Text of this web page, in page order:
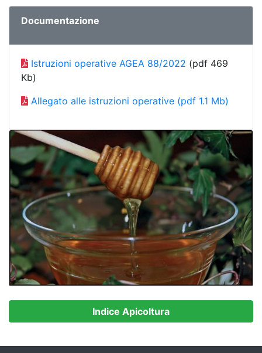
Documentazione
Istruzioni operative AGEA 88/2022 (pdf 469
Kb)
Allegato alle istruzioni operative (pdf 1.1 Mb)
Indice Apicoltura